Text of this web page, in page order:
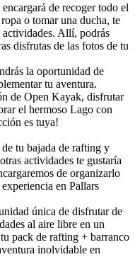
de recoger todo el
o tomar una ducha, te
actividades. Allí, podrás
disfrutas de las fotos de tu
la oportunidad de
tu aventura.
de Open Kayak, disfrutar
el hermoso Lago con
es tuya!
tu bajada de rafting y
actividades te gustaría
de organizarlo
en Pallars
única de disfrutar de
al aire libre en un
pack de rafting + barranco
inolvidable en